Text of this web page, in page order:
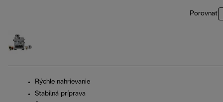
Porovnať
Rýchle nahrievanie
Stabilná príprava